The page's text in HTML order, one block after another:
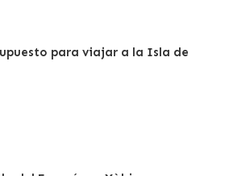
para viajar a la Isla de